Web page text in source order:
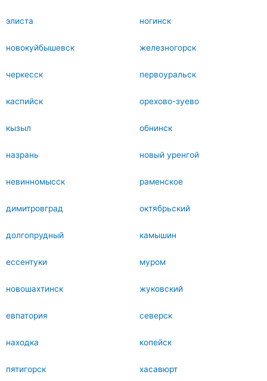
элиста ногинск
новокуйбышевск железногорск
черкесск первоуральск
каспийск орехово-зуево
кызыл обнинск
назрань новый уренгой
невинномысск раменское
димитровград октябрьский
долгопрудный камышин
ессентуки муром
новошахтинск жуковский
евпатория северск
находка копейск
пятигорск хасавюрт